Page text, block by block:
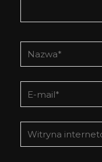
Nazwa*
E-
mail*
Witryna
internetowa